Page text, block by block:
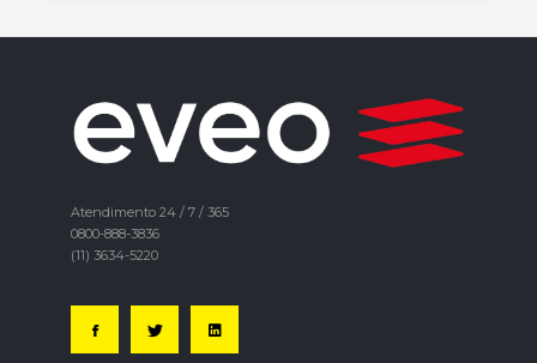
Atendimento 24 / 7 / 365
0800-888-3836
(11) 3634-5220